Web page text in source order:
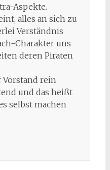
Aspekte.
alles an sich zu
Verständnis
Charakter uns
deren Piraten
Vorstand rein
und das heißt
selbst machen